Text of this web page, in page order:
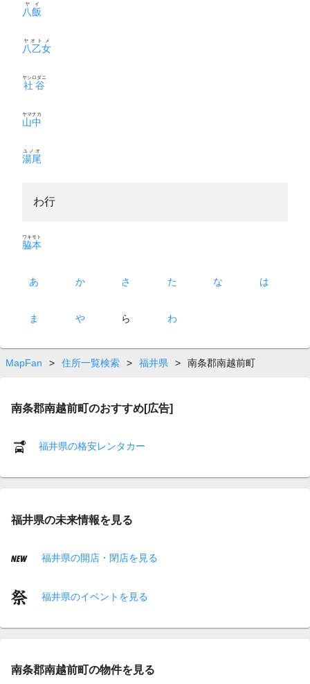
八飯
ヤイ
八乙女
ヤオトメ
社谷
ヤシロダニ
山中
ヤマナカ
湯尾
ユノオ
わ行
脇本
ワキモト
あ か さ た な は
ま や ら わ
MapFan > 住所一覧検索 > 福井県 > 南条郡南越前町
南条郡南越前町のおすすめ[広告]
福井県の格安レンタカー
福井県の未来情報を見る
福井県の開店・閉店を見る
福井県のイベントを見る
南条郡南越前町の物件を見る